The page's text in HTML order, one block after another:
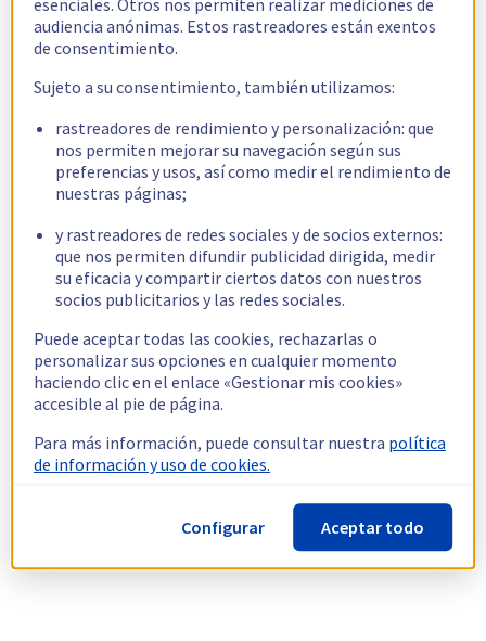
esenciales. Otros nos permiten realizar mediciones de
audiencia anónimas. Estos rastreadores están exentos
de consentimiento.
Sujeto a su consentimiento, también utilizamos:
rastreadores de rendimiento y personalización: que
nos permiten mejorar su navegación según sus
preferencias y usos, así como medir el rendimiento de
nuestras páginas;
y rastreadores de redes sociales y de socios externos:
que nos permiten difundir publicidad dirigida, medir
su eficacia y compartir ciertos datos con nuestros
socios publicitarios y las redes sociales.
Puede aceptar todas las cookies, rechazarlas o
personalizar sus opciones en cualquier momento
haciendo clic en el enlace «Gestionar mis cookies»
accesible al pie de página.
Para más información, puede consultar nuestra política
de información y uso de cookies.
Configurar Aceptar todo